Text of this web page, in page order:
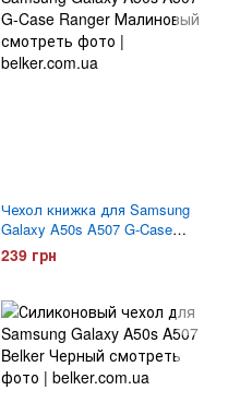
Чехол книжка для Samsung
Galaxy A50s A507 G-Case
Ranger Малиновый
239 грн